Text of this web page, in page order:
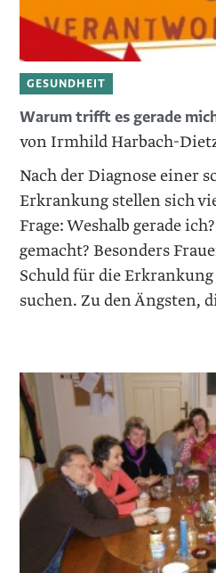
GESUNDHEIT
Warum trifft es gerade
von Irmhild Harbach-
Nach der Diagnose einer
Erkrankung stellen sich
Frage: Weshalb gerade
gemacht? Besonders
Schuld für die
suchen. Zu den Ängsten,